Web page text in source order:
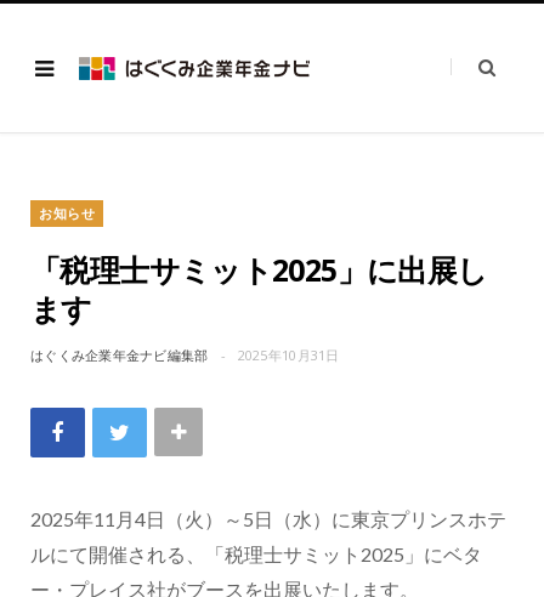
お知らせ
「税理士サミット2025」に出展し
ます
はぐくみ企業年金ナビ編集部 2025年10月31日
2025年11月4日（火）～5日（水）に東京プリンスホテ
ルにて開催される、「税理士サミット2025」にベタ
ー・プレイス社がブースを出展いたします。